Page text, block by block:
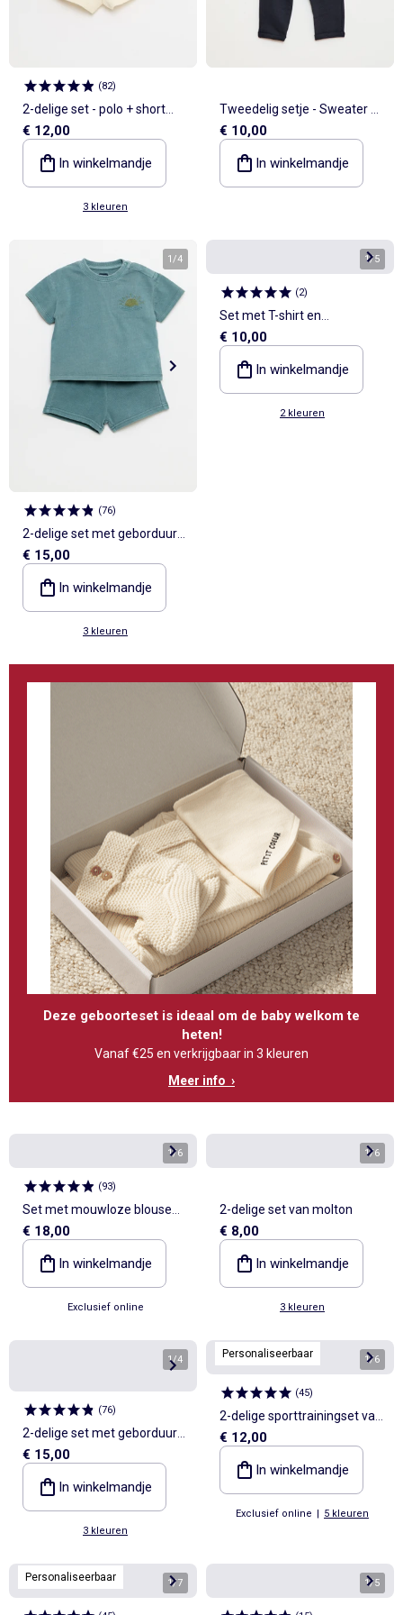
(82)
2-delige set - polo + short
van gewafelde stof
€ 12,00
In winkelmandje
3 kleuren
Tweedelig setje - Sweater +
broek
€ 10,00
In winkelmandje
1/4
(76)
2-delige set met geborduurd
T-shirt + short
€ 15,00
In winkelmandje
3 kleuren
1/5
(2)
Set met T-shirt en
sporttrainingbroek
€ 10,00
In winkelmandje
2 kleuren
Deze geboorteset is ideaal om de baby welkom te
heten!
Vanaf €25 en verkrijgbaar in 3 kleuren
Meer info ›
1/6
(93)
Set met mouwloze blouse
en short
€ 18,00
In winkelmandje
Exclusief online
1/6
2-delige set van molton
€ 8,00
In winkelmandje
3 kleuren
1/4
(76)
2-delige set met geborduurd
T-shirt + short
€ 15,00
In winkelmandje
3 kleuren
Personaliseerbaar 1/6
(45)
2-delige sporttrainingset van
gewafelde stof
€ 12,00
In winkelmandje
Exclusief online | 5 kleuren
Personaliseerbaar 1/7 1/5